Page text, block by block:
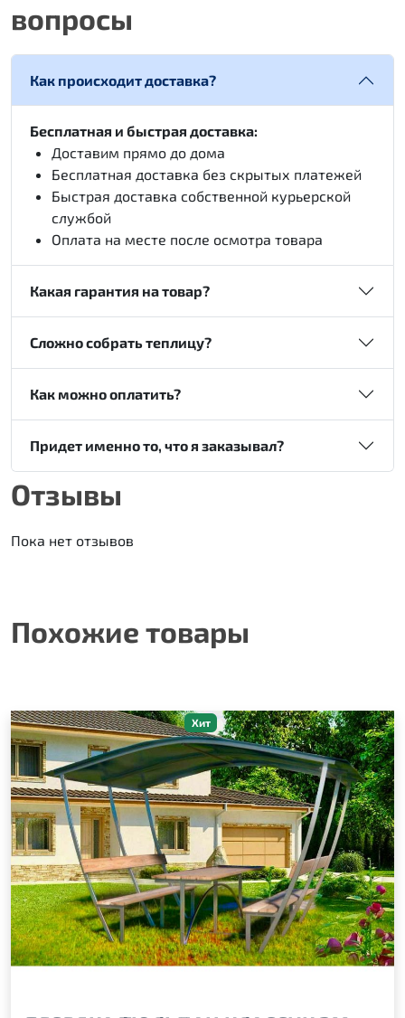
вопросы
Как происходит доставка?
Бесплатная и быстрая доставка:
Доставим прямо до дома
Бесплатная доставка без скрытых платежей
Быстрая доставка собственной курьерской
службой
Оплата на месте после осмотра товара
Какая гарантия на товар?
Сложно собрать теплицу?
Как можно оплатить?
Придет именно то, что я заказывал?
Отзывы
Пока нет отзывов
Похожие товары
Хит